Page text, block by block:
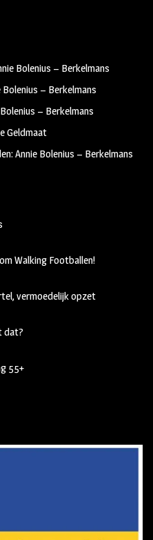
Bolenius – Berkelmans
Bolenius – Berkelmans
– Berkelmans
Geldmaat
Annie Bolenius – Berkelmans
Walking Footballen!
vermoedelijk opzet
dat?
55+